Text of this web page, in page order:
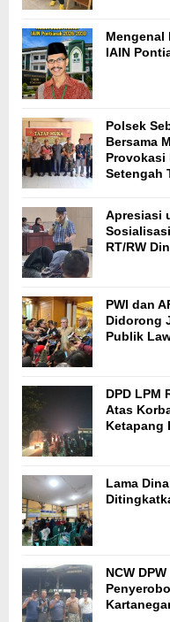
Mengenal
IAIN
Polsek
Bersama
Provokasi
Setengah
Apresiasi
RT/RW
PWI dan
Didorong
Publik
DPD LPM
Atas
Ketapang
Lama
NCW